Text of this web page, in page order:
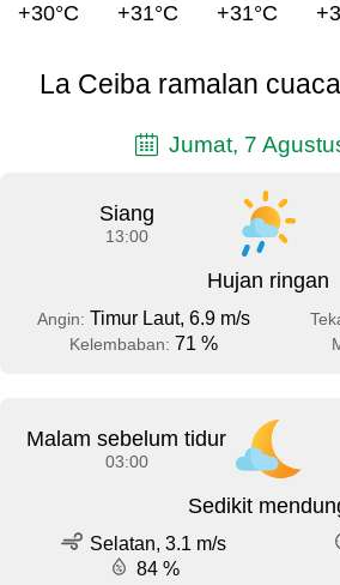
+30°C +31°C +31°C
La Ceiba ramalan
Jumat, 7
Siang
13:00
Hujan ringan
Angin: Timur Laut, 6.9 m/s
Kelembaban: 71 %
Malam sebelum tidur
03:00
Sedikit
Selatan, 3.1 m/s
84 %